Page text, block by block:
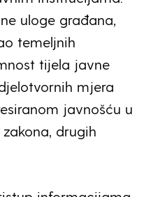
uloge građana,
temeljnih
tijela javne
mjera
javnošću u
drugih